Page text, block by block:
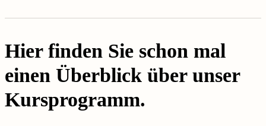
Hier finden Sie schon mal
einen Überblick über unser
Kursprogramm.